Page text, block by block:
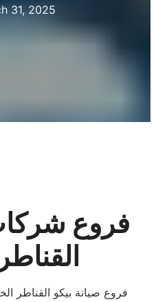
31, 2025
فروع
فروع صيانة بيكو القناطر